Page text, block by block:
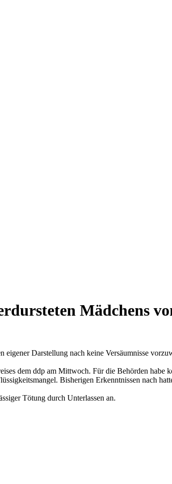
Mädchens
eigener Darstellung nach keine Versäumnisse
dem ddp am Mittwoch. Für die Behörden habe
Bisherigen Erkenntnissen nach
Tötung durch Unterlassen an.